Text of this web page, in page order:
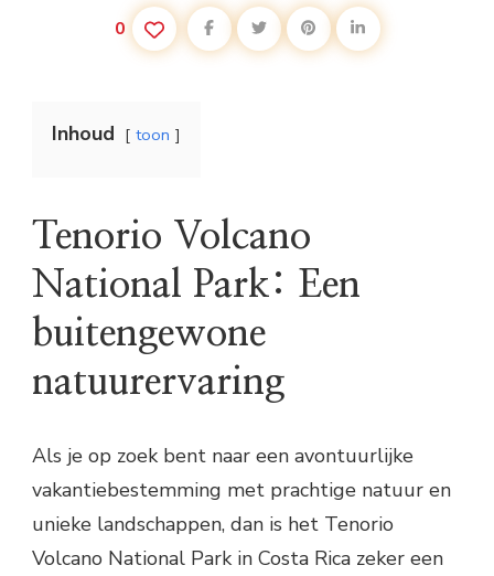
0
Inhoud toon
Tenorio Volcano
National Park: Een
buitengewone
natuurervaring
Als je op zoek bent naar een avontuurlijke
vakantiebestemming met prachtige natuur en
unieke landschappen, dan is het Tenorio
Volcano National Park in Costa Rica zeker een